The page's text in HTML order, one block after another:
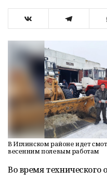
В Иглинском районе идет
весенним полевым работам
Во время технического